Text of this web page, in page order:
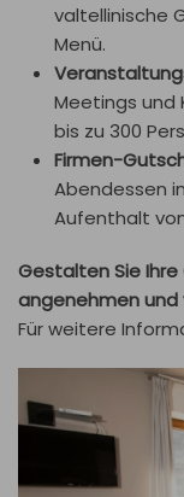
valtellinische
Menü.
Meetings und
bis zu 300
Firmen-
Abendessen
Aufenthalt
Gestalten Sie
angenehmen und
Für weitere